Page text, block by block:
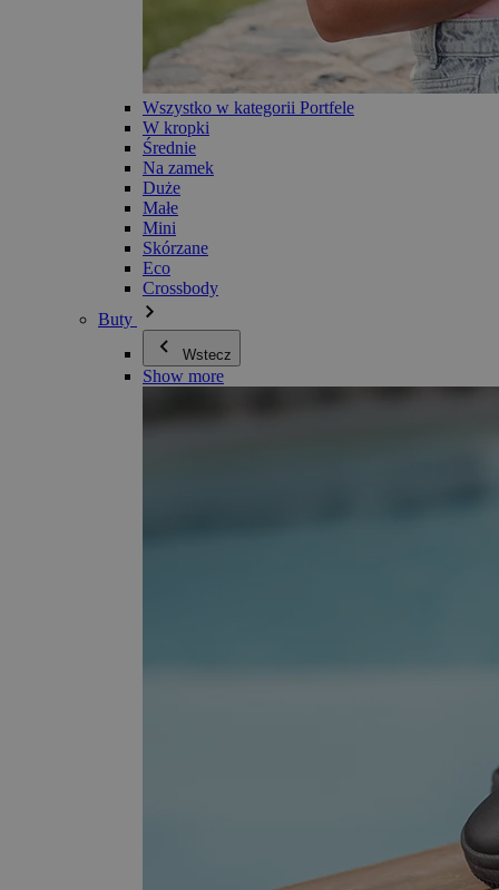
Wszystko w kategorii Portfele
W kropki
Średnie
Na zamek
Duże
Małe
Mini
Skórzane
Eco
Crossbody
Buty
Wstecz
Show more